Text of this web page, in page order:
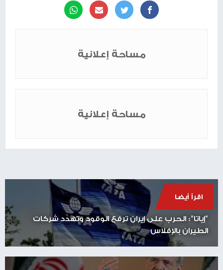
مساحة إعلانية
مساحة إعلانية
اقرأ أيضا
"إياتا": الحرب على إيران ترفع الوقود وتهدد شركات
الطيران بالإفلاس